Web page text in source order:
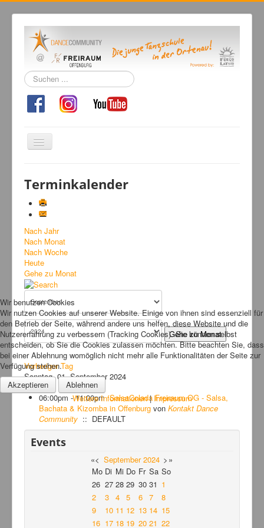
Suchen
...
Navigation
an/aus
Tanzschule
Kursangebot
Events
Fuegolatino
Bilder
News
Links
FAQ
Hansefit
Kontakt
Terminkalender
Nach Jahr
Nach Monat
Nach Woche
Heute
Gehe zu Monat
Gehe zu Monat
Vorheriger Tag
Sonntag, 01. September 2024
Folgetag
06:00pm - 11:00pmSalsaColada Freiraum OG - Salsa,
Bachata & Kizomba in Offenburg von Kontakt Dance
Community :: DEFAULT
Events
«< September 2024 > »
Mo Di Mi Do Fr Sa So
26 27 28 29 30 31 1
2
3 4 5 6 7
8
9
10 11 12 13 14 15
16 17 18 19 20 21 22
Wir benutzen Cookies
Wir nutzen Cookies auf unserer Website. Einige von ihnen sind essenziell für
den Betrieb der Seite, während andere uns helfen, diese Website und die
Nutzererfahrung zu verbessern (Tracking Cookies). Sie können selbst
entscheiden, ob Sie die Cookies zulassen möchten. Bitte beachten Sie, dass
bei einer Ablehnung womöglich nicht mehr alle Funktionalitäten der Seite zur
Verfügung stehen.
Akzeptieren
Ablehnen
Weitere Informationen|Impressum